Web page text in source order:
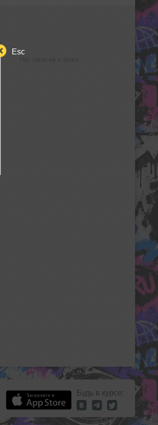
Esc
Будь в курсе: